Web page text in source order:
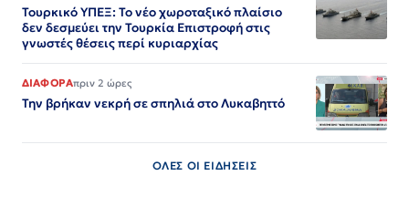
Τουρκικό ΥΠΕΞ: Το νέο χωροταξικό πλαίσιο
δεν δεσμεύει την Τουρκία Επιστροφή στις
γνωστές θέσεις περί κυριαρχίας
ΔΙΑΦΟΡΑπριν 2 ώρες
Την βρήκαν νεκρή σε σπηλιά στο Λυκαβηττό
ΟΛΕΣ ΟΙ ΕΙΔΗΣΕΙΣ